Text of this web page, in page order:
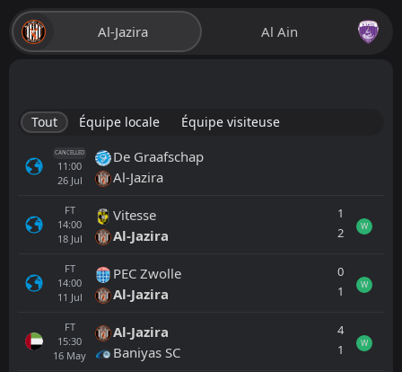
Al-Jazira Al Ain
Tout Équipe locale Équipe visiteuse
CANCELLED
11:00
26 Jul
De Graafschap
Al-Jazira
FT
14:00
18 Jul
Vitesse
Al-Jazira
1
2
W
FT
14:00
11 Jul
PEC Zwolle
Al-Jazira
0
1
W
FT
15:30
16 May
Al-Jazira
Baniyas SC
4
1
W